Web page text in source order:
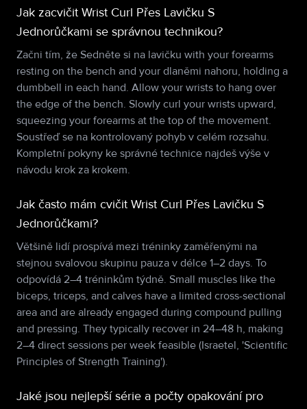
Jak zacvičit Wrist Curl Přes Lavičku S
Jednorůčkami se správnou technikou?
Začni tím, že Sedněte si na lavičku with your forearms
resting on the bench and your dlaněmi nahoru, holding a
dumbbell in each hand. Allow your wrists to hang over
the edge of the bench. Slowly curl your wrists upward,
squeezing your forearms at the top of the movement.
Soustřeď se na kontrolovaný pohyb v celém rozsahu.
Kompletní pokyny ke správné technice najdeš výše v
návodu krok za krokem.
Jak často mám cvičit Wrist Curl Přes Lavičku S
Jednorůčkami?
Většině lidí prospívá mezi tréninky zaměřenými na
stejnou svalovou skupinu pauza v délce 1–2 days. To
odpovídá 2–4 tréninkům týdně. Small muscles like the
biceps, triceps, and calves have a limited cross-sectional
area and are already engaged during compound pulling
and pressing. They typically recover in 24–48 h, making
2–4 direct sessions per week feasible (Israetel, 'Scientific
Principles of Strength Training').
Jaké jsou nejlepší série a počty opakování pro